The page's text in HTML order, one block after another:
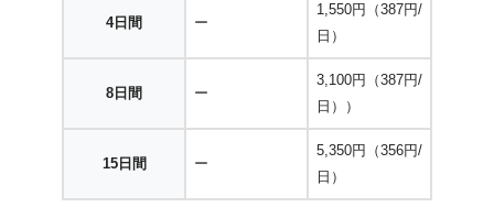
4日間 ー
1,550円（387円/
日）
8日間 ー
3,100円（387円/
日））
15日間 ー
5,350円（356円/
日）